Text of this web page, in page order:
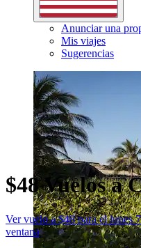
Anunciar una
Mis viajes
Sugerencias
$48 Vuelos a
Ver vuelo a $48 para el lunes
ventana